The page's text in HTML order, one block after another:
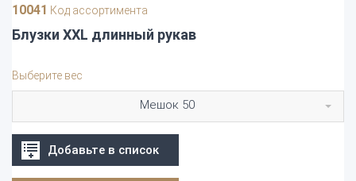
10041 Код ассортимента
Блузки XXL длинный рукав
Выберите вес
Мешок 50
Добавьте в список